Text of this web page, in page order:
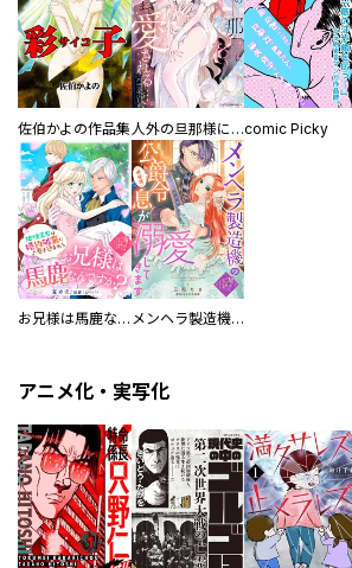
佐伯かよの作品集 人外の旦那様に娶られ毎晩ナカまで愛される…。アンソロジーcomic Picky
お兄様は馬鹿なんですか？～地味王女は婚約破棄に巻き込まれる～ メンヘラ製造機の公爵令息（過保護）が溺愛してきます
アニメ化・実写化